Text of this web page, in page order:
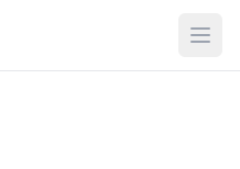
메뉴